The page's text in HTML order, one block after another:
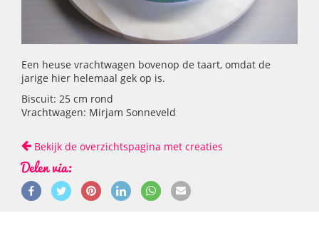
Een heuse vrachtwagen bovenop de taart, omdat de
jarige hier helemaal gek op is.
Biscuit: 25 cm rond
Vrachtwagen: Mirjam Sonneveld
Bekijk de overzichtspagina met creaties
Delen via: